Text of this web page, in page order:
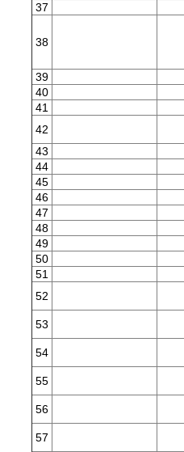
37
38
39
40
41
42
43
44
45
46
47
48
49
50
51
52
53
54
55
56
57